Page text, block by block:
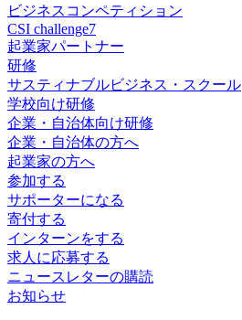
ビジネスコンペティション
CSI challenge7
起業家パートナー
研修
サスティナブルビジネス・スクール
学校向け研修
企業・自治体向け研修
企業・自治体の方へ
起業家の方へ
参加する
サポーターになる
寄付する
インターンをする
求人に応募する
ニュースレターの購読
お知らせ